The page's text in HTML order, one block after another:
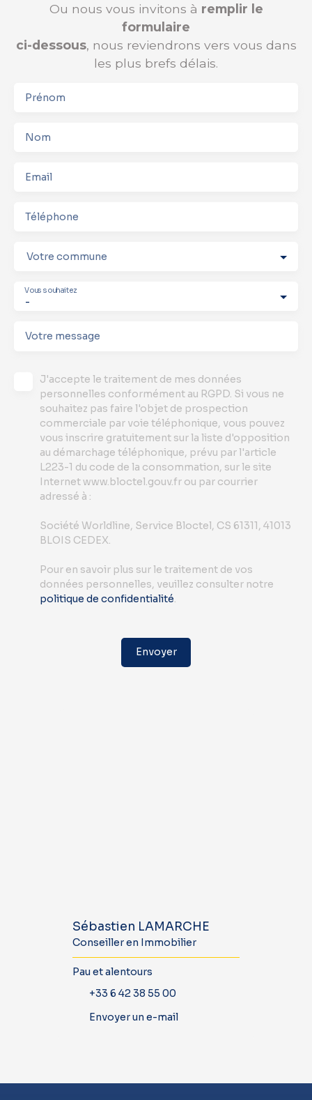
Ou nous vous invitons à remplir le
formulaire
ci-dessous, nous reviendrons vers vous dans
les plus brefs délais.
Prénom
Nom
Email
Téléphone
Votre commune
-
Vous souhaitez
Votre message
J'accepte le traitement de mes données
personnelles conformément au RGPD. Si vous ne
souhaitez pas faire l'objet de prospection
commerciale par voie téléphonique, vous pouvez
vous inscrire gratuitement sur la liste d'opposition
au démarchage téléphonique, prévu par l'article
L223-1 du code de la consommation, sur le site
Internet www.bloctel.gouv.fr ou par courrier
adressé à :
Société Worldline, Service Bloctel, CS 61311, 41013
BLOIS CEDEX.
Pour en savoir plus sur le traitement de vos
données personnelles, veuillez consulter notre
politique de confidentialité.
Envoyer
Sébastien LAMARCHE
Conseiller en Immobilier
Pau et alentours
+33 6 42 38 55 00
Envoyer un e-mail